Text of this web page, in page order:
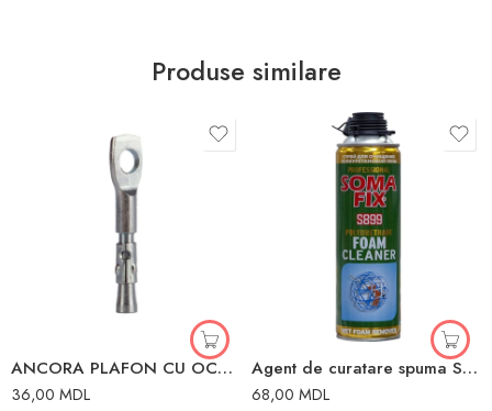
Produse similare
ANCORA PLAFON CU OCHII 6X50MM
36,00 MDL
Agent de curatare spuma S899 500ml SomaFix
68,00 MDL